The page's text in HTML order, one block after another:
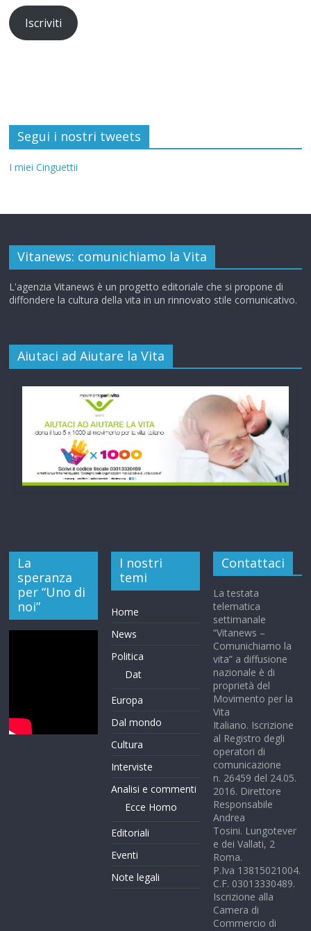
Iscriviti
Segui i nostri tweets
I miei Cinguettii
Vitanews: comunichiamo la Vita
L'agenzia Vitanews è un progetto editoriale che si propone di
diffondere la cultura della vita in un rinnovato stile comunicativo.
Aiutaci ad Aiutare la Vita
La
speranza
per “Uno di
noi”
I nostri
temi
Home
News
Politica
Dat
Europa
Dal mondo
Cultura
Interviste
Analisi e commenti
Ecce Homo
Editoriali
Eventi
Note legali
Contattaci
La testata
telematica
settimanale
“Vitanews –
Comunichiamo la
vita” a diffusione
nazionale è di
proprietà del
Movimento per la
Vita
Italiano. Iscrizione
al Registro degli
operatori di
comunicazione
n. 26459 del 24.05.
2016. Direttore
Responsabile
Andrea
Tosini. Lungotever
e dei Vallati, 2
Roma.
P.Iva 13815021004.
C.F. 03013330489.
Iscrizione alla
Camera di
Commercio di